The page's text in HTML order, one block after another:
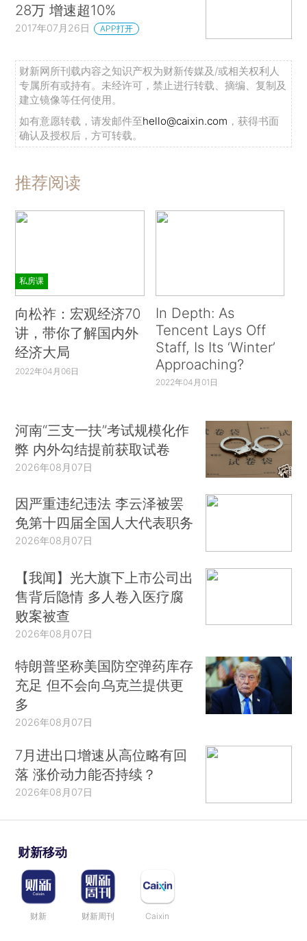
28万 增速超10%
2017年07月26日 APP打开
财新网所刊载内容之知识产权为财新传媒及/或相关权利人
专属所有或持有。未经许可，禁止进行转载、摘编、复制及
建立镜像等任何使用。
如有意愿转载，请发邮件至hello@caixin.com ，获得书面
确认及授权后，方可转载。
推荐阅读
私房课
向松祚：宏观经济70
讲，带你了解国内外
经济大局
2022年04月06日
In Depth: As
Tencent Lays Off
Staff, Is Its ‘Winter’
Approaching?
2022年04月01日
河南“三支一扶”考试规模化作
弊 内外勾结提前获取试卷
2026年08月07日
因严重违纪违法 李云泽被罢
免第十四届全国人大代表职务
2026年08月07日
【我闻】光大旗下上市公司出
售背后隐情 多人卷入医疗腐
败案被查
2026年08月07日
特朗普坚称美国防空弹药库存
充足 但不会向乌克兰提供更
多
2026年08月07日
7月进出口增速从高位略有回
落 涨价动力能否持续？
2026年08月07日
财新移动
财新 财新周刊 Caixin